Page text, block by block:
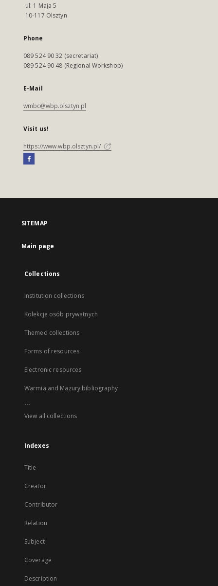
ul. 1 Maja 5
10-117 Olsztyn
Phone
089 524 90 32 (secretariat)
089 524 90 48 (Regional Workshop)
E-Mail
wmbc@wbp.olsztyn.pl
Visit us!
https://www.wbp.olsztyn.pl/
SITEMAP
Main page
Collections
Institution collections
Kolekcje osób prywatnych
Themed collections
Forms of resources
Electronic resources
Warmia and Mazury bibliography
...
View all collections
Indexes
Title
Creator
Contributor
Relation
Subject
Coverage
Description